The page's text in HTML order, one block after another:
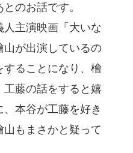
のお話です。
主演映画「大いな
山が出演しているの
ることになり、檜
工藤の話をすると嬉
本谷が工藤を好き
もまさかと疑って